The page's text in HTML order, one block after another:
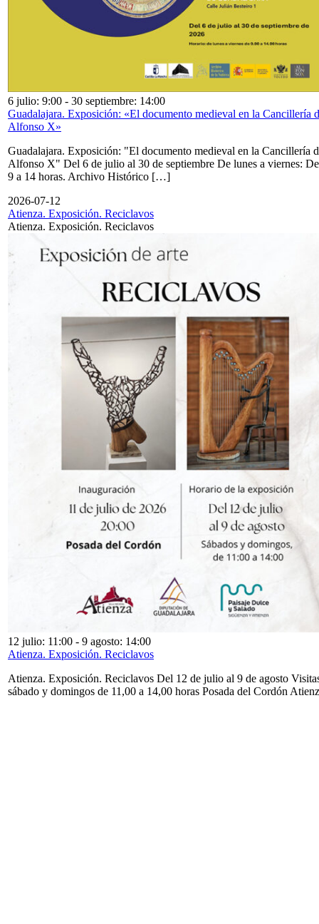
6 julio: 9:00 - 30 septiembre: 14:00
Guadalajara. Exposición: «El documento medieval en la Cancillería
Alfonso X»
Guadalajara. Exposición: "El documento medieval en la Cancillería
Alfonso X" Del 6 de julio al 30 de septiembre De lunes a viernes: De
9 a 14 horas. Archivo Histórico […]
2026-07-12
Atienza. Exposición. Reciclavos
Atienza. Exposición. Reciclavos
12 julio: 11:00 - 9 agosto: 14:00
Atienza. Exposición. Reciclavos
Atienza. Exposición. Reciclavos Del 12 de julio al 9 de agosto
sábado y domingos de 11,00 a 14,00 horas Posada del Cordón